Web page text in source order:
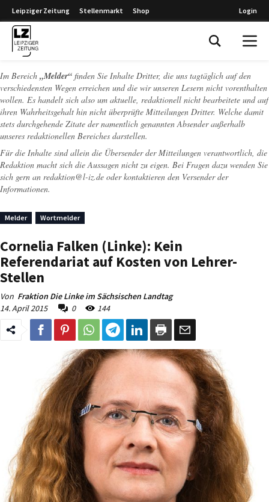
Leipziger Zeitung Stellenmarkt Shop Login
Im Bereich „Melder“ finden Sie Inhalte Dritter, die uns tagtäglich auf den
verschiedensten Wegen erreichen und die wir unseren Lesern nicht vorenthalten
wollen. Es handelt sich also um aktuelle, redaktionell nicht bearbeitete und auf
ihren Wahrheitsgehalt hin nicht überprüfte Mitteilungen Dritter. Welche damit
stets durchgehende Zitate der namentlich genannten Absender außerhalb
unseres redaktionellen Bereiches darstellen.
Für die Inhalte sind allein die Übersender der Mitteilungen verantwortlich, die
Redaktion macht sich die Aussagen nicht zu eigen. Bei Fragen dazu wenden Sie
sich gern an redaktion@l-iz.de oder kontaktieren den Versender der
Informationen.
Melder Wortmelder
Cornelia Falken (Linke): Kein
Referendariat auf Kosten von Lehrer-
Stellen
Von Fraktion Die Linke im Sächsischen Landtag
14. April 2015
0 144